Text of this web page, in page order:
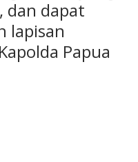
dan dapat
lapisan
Papua